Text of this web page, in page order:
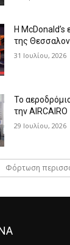
Η McDonald’s
της
31 Ιουλίου, 2026
Το
την AIRCAIRO
29 Ιουλίου, 2026
Φόρτωση